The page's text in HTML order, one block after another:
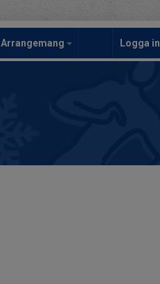
Arrangemang Logga in